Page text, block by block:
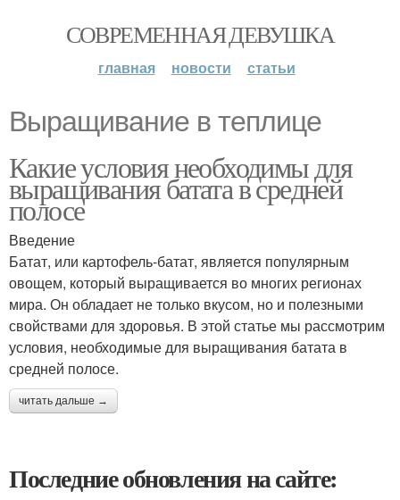
СОВРЕМЕННАЯ ДЕВУШКА
главная новости статьи
Выращивание в теплице
Какие условия необходимы для
выращивания батата в средней
полосе
Введение
Батат, или картофель-батат, является популярным
овощем, который выращивается во многих регионах
мира. Он обладает не только вкусом, но и полезными
свойствами для здоровья. В этой статье мы рассмотрим
условия, необходимые для выращивания батата в
средней полосе.
читать дальше →
Последние обновления на сайте: